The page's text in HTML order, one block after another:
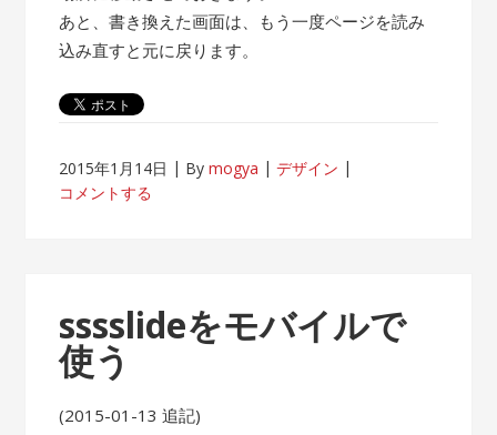
あと、書き換えた画面は、もう一度ページを読み
込み直すと元に戻ります。
2015年1月14日 Bymogya
デザイン
コメントする
sssslideをモバイルで
使う
(2015-01-13 追記)